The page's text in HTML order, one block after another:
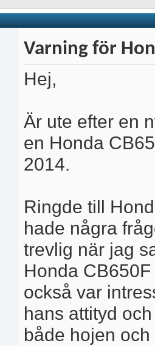
Varning för
Hej,
Är ute efter en
en Honda
2014.
Ringde till
hade några
trevlig när jag
Honda
också var
hans attityd
både hojen